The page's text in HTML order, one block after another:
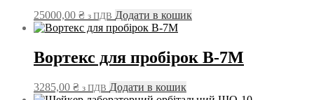
25000,00 ₴ з ПДВ Додати в кошик
Вортекс для пробірок В-7М
3285,00 ₴ з ПДВ Додати в кошик